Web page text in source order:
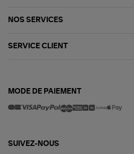
NOS SERVICES
SERVICE CLIENT
MODE DE PAIEMENT
SUIVEZ-NOUS